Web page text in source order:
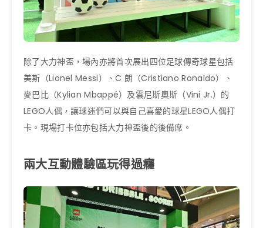
除了大力神盃，場內亦將首次展出四位足球傳奇球星包括
美斯（Lionel Messi）、C 朗（Cristiano Ronaldo）、
麥巴比（Kylian Mbappé）及雲尼斯奧斯（Vini Jr.）的
LEGO人偶，讓球迷們可以與自己喜愛的球星LEGO人偶打
卡。現場打卡位亦包括大力神盃後的後備席。
兩大互動體驗區玩得過癮